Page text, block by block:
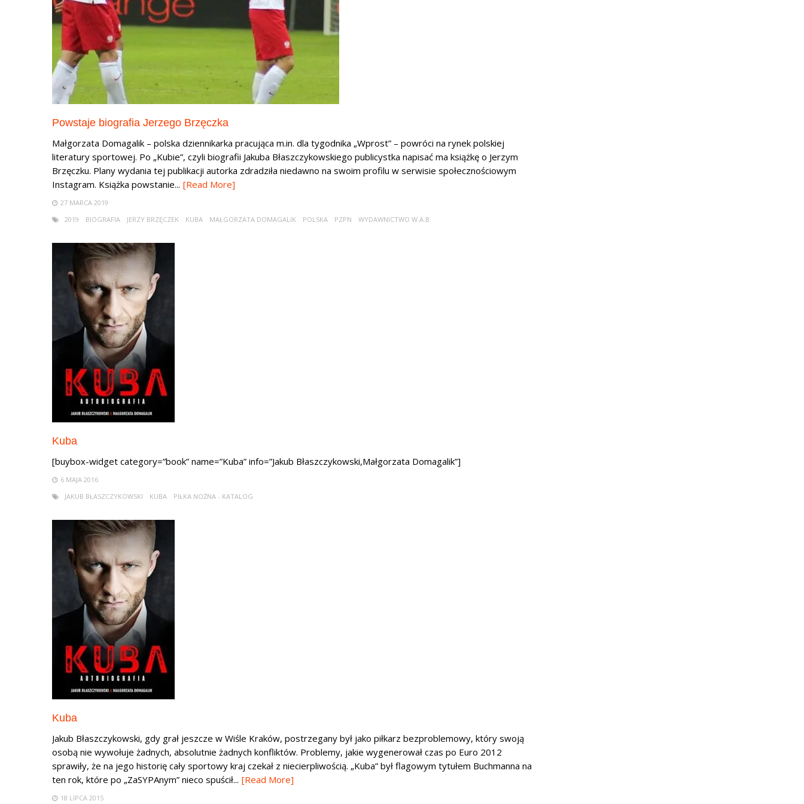
Powstaje biografia Jerzego Brzęczka
Małgorzata Domagalik – polska dziennikarka pracująca m.in. dla tygodnika „Wprost” – powróci na rynek polskiej
literatury sportowej. Po „Kubie”, czyli biografii Jakuba Błaszczykowskiego publicystka napisać ma książkę o Jerzym
Brzęczku. Plany wydania tej publikacji autorka zdradziła niedawno na swoim profilu w serwisie społecznościowym
Instagram. Książka powstanie... [Read More]
27 MARCA 2019
2019
BIOGRAFIA JERZY BRZĘCZEK KUBA MAŁGORZATA DOMAGALIK POLSKA PZPN WYDAWNICTWO W.A.B.
Kuba
[buybox-widget category=”book” name=”Kuba” info=”Jakub Błaszczykowski,Małgorzata Domagalik”]
6 MAJA 2016
JAKUB BŁASZCZYKOWSKI
KUBA PIŁKA NOŻNA - KATALOG
Kuba
Jakub Błaszczykowski, gdy grał jeszcze w Wiśle Kraków, postrzegany był jako piłkarz bezproblemowy, który swoją
osobą nie wywołuje żadnych, absolutnie żadnych konfliktów. Problemy, jakie wygenerował czas po Euro 2012
sprawiły, że na jego historię cały sportowy kraj czekał z niecierpliwością. „Kuba” był flagowym tytułem Buchmanna na
ten rok, które po „ZaSYPAnym” nieco spuścił... [Read More]
18 LIPCA 2015